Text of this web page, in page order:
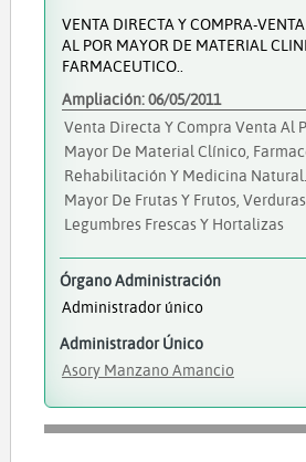
VENTA DIRECTA Y COMPRA-
AL POR MAYOR DE MATERIAL
FARMACEUTICO..
Ampliación: 06/05/2011
Venta Directa Y Compra Venta Al
Mayor De Material Clínico,
Rehabilitación Y Medicina
Mayor De Frutas Y Frutos,
Legumbres Frescas Y Hortalizas
Órgano Administración
Administrador único
Administrador Único
Asory Manzano Amancio